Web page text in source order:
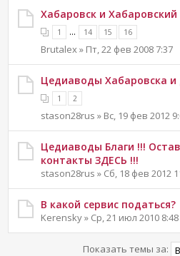
Хабаровск и Хабаровский
1 ... 14 15 16
Brutalex » Пт, 22 фев 2008 7:37
Цедиаводы Хабаровска и
1 2
stason28rus » Вс, 19 фев 2012
Цедиаводы Благи !!!
контакты ЗДЕСЬ !!!
stason28rus » Сб, 18 фев 2012
В какой сервис податься?
Kerensky » Ср, 21 июл 2010 8:48
Показать темы за: